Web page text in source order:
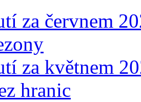
za červnem
za květnem
hranic